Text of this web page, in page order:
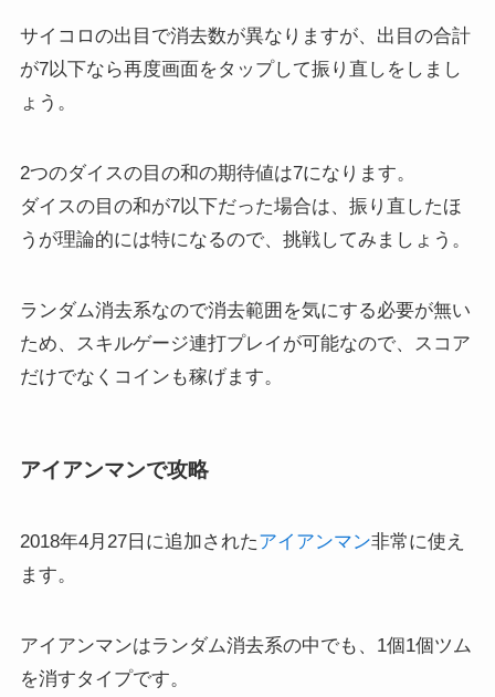
サイコロの出目で消去数が異なりますが、出目の合計
が7以下なら再度画面をタップして振り直しをしまし
ょう。
2つのダイスの目の和の期待値は7になります。
ダイスの目の和が7以下だった場合は、振り直したほ
うが理論的には特になるので、挑戦してみましょう。
ランダム消去系なので消去範囲を気にする必要が無い
ため、スキルゲージ連打プレイが可能なので、スコア
だけでなくコインも稼げます。
アイアンマンで攻略
2018年4月27日に追加されたアイアンマン非常に使え
ます。
アイアンマンはランダム消去系の中でも、1個1個ツム
を消すタイプです。